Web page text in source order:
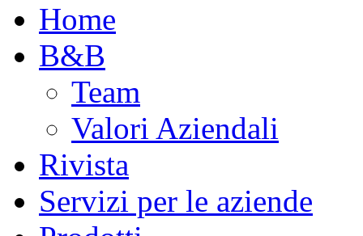
Home
B&B
Team
Valori Aziendali
Rivista
Servizi per le aziende